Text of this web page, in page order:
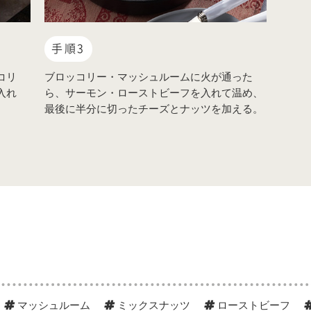
リ
れ
手順3
ブロッコリー・マッシュルームに火が通った
ら、サーモン・ローストビーフを入れて温め、
最後に半分に切ったチーズとナッツを加える。
マッシュルーム ミックスナッツ ローストビーフ